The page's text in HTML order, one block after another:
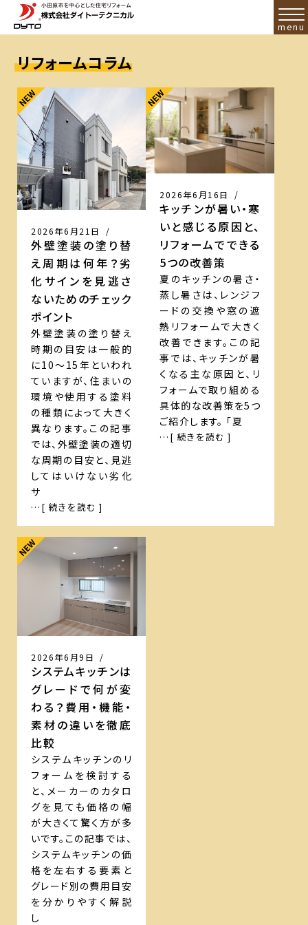
リフォームコラム
2026年6月21日 /
外壁塗装の塗り替
え周期は何年？劣
化サインを見逃さ
ないためのチェック
ポイント
外壁塗装の塗り替え
時期の目安は一般的
に10〜15年といわれ
ていますが、住まいの
環境や使用する塗料
の種類によって大きく
異なります。この記事
では、外壁塗装の適切
な周期の目安と、見逃
してはいけない劣化
サ
…[ 続きを読む ]
2026年6月16日 /
キッチンが暑い・寒
いと感じる原因と、
リフォームでできる
5つの改善策
夏のキッチンの暑さ・
蒸し暑さは、レンジフ
ードの交換や窓の遮
熱リフォームで大きく
改善できます。この記
事では、キッチンが暑
くなる主な原因と、リ
フォームで取り組める
具体的な改善策を5つ
ご紹介します。 「夏
…[ 続きを読む ]
2026年6月9日 /
システムキッチンは
グレードで何が変
わる？費用・機能・
素材の違いを徹底
比較
システムキッチンのリ
フォームを検討する
と、メーカーのカタロ
グを見ても価格の幅
が大きくて驚く方が多
いです。この記事では、
システムキッチンの価
格を左右する要素と
グレード別の費用目安
を分かりやすく解説
し